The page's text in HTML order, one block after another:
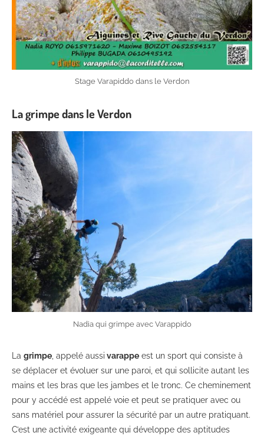
Stage Varapiddo dans le Verdon
La grimpe dans le Verdon
Nadia qui grimpe avec Varappido
La grimpe , appelé aussi varappe est un sport qui consiste à
se déplacer et évoluer sur une paroi, et qui sollicite autant les
mains et les bras que les jambes et le tronc. Ce cheminement
pour y accédé est appelé voie et peut se pratiquer avec ou
sans matériel pour assurer la sécurité par un autre pratiquant.
C’est une activité exigeante qui développe des aptitudes